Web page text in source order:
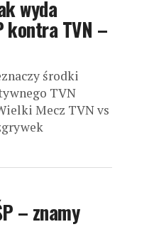
wyda
kontra TVN –
środki
TVN
Mecz TVN vs
– znamy